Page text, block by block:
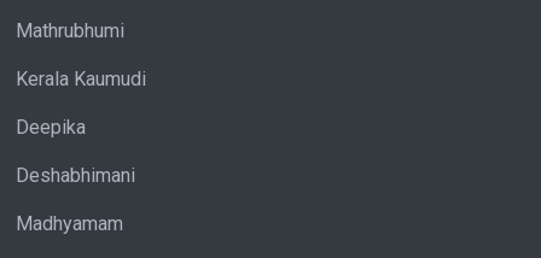
Mathrubhumi
Kerala Kaumudi
Deepika
Deshabhimani
Madhyamam